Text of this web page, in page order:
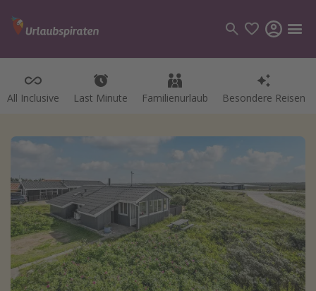
All Inclusive Last Minute Familienurlaub Besondere Reisen
Kategorien
Pauschalreisen
Kreuzfahrten
Reiseziele
Alle Reiseziele